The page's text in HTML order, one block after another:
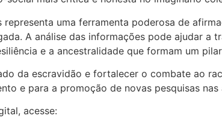
uma ferramenta poderosa de
A análise das informações pode ajudar a
e a ancestralidade que formam um
da escravidão e fortalecer o combate ao
e para a promoção de novas pesquisas nas
acesse: